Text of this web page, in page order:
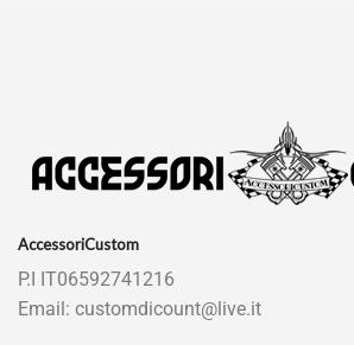
AccessoriCustom
P.I IT06592741216
Email: customdicount@live.it